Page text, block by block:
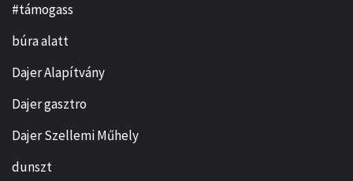
#támogass
búra alatt
Dajer Alapítvány
Dajer gasztro
Dajer Szellemi Műhely
dunszt